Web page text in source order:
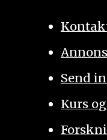
Send
Kurs